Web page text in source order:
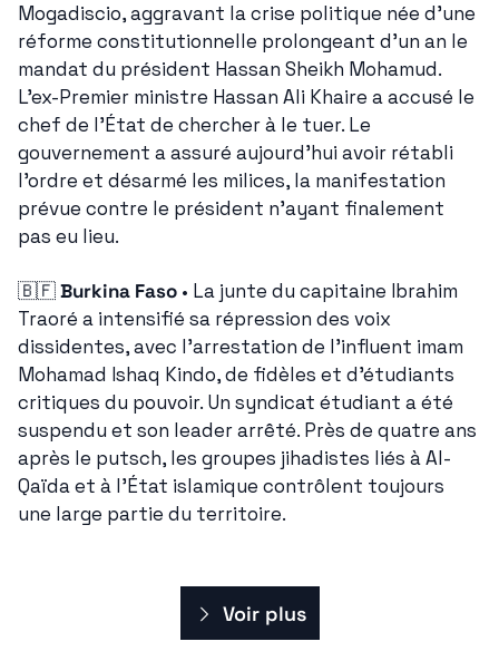
Mogadiscio, aggravant la crise politique née d'une
réforme constitutionnelle prolongeant d'un an le
mandat du président Hassan Sheikh Mohamud.
L'ex-Premier ministre Hassan Ali Khaire a accusé le
chef de l'État de chercher à le tuer. Le
gouvernement a assuré aujourd'hui avoir rétabli
l'ordre et désarmé les milices, la manifestation
prévue contre le président n'ayant finalement
pas eu lieu.
🇧🇫Burkina Faso • La junte du capitaine Ibrahim
Traoré a intensifié sa répression des voix
dissidentes, avec l'arrestation de l'influent imam
Mohamad Ishaq Kindo, de fidèles et d'étudiants
critiques du pouvoir. Un syndicat étudiant a été
suspendu et son leader arrêté. Près de quatre ans
après le putsch, les groupes jihadistes liés à Al-
Qaïda et à l'État islamique contrôlent toujours
une large partie du territoire.
Voir plus